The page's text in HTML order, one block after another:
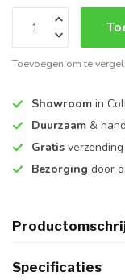
Toevoegen om te
Showroom in
Duurzaam &
Gratis
Bezorging door
Specificaties